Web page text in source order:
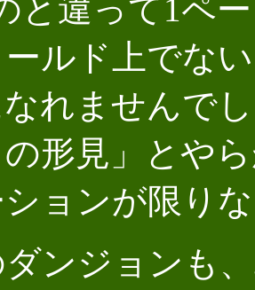
と違って1ペ
ルド上でな
なれませんで
の形見」とや
ションが限り
ンジョンも